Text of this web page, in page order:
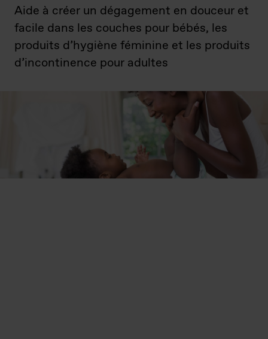
Aide à créer un dégagement en douceur et
facile dans les couches pour bébés, les
produits d’hygiène féminine et les produits
d’incontinence pour adultes